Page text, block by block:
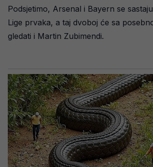
Podsjetimo, Arsenal i Bayern se
Lige prvaka, a taj dvoboj će sa
gledati i Martin Zubimendi.